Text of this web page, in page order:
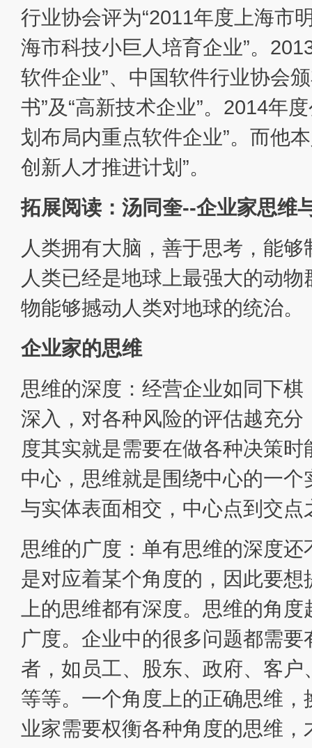
行业协会评为“2011年度上海市
海市科技小巨人培育企业”。
软件企业”、中国软件行业协会
书”及“高新技术企业”。2014年
划布局内重点软件企业”。而他
创新人才推进计划”。
拓展阅读：汤同奎--企业家思维
人类拥有大脑，善于思考，能
人类已经是地球上最强大的动
物能够撼动人类对地球的统治。
企业家的思维
思维的深度：经营企业如同下
深入，对各种风险的评估越充
度其实就是需要在做各种决策
中心，思维就是围绕中心的一
与实体表面相交，中心点到交
思维的广度：单有思维的深度
是对应着某个角度的，因此要
上的思维都有深度。思维的角
广度。企业中的很多问题都需
者，如员工、股东、政府、客
等等。一个角度上的正确思维
业家需要权衡各种角度的思维